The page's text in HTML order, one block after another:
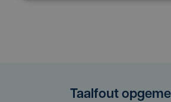
Taalfout